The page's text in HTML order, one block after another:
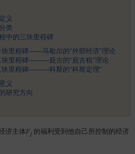
义
类
中的三块里程碑
块里程碑——马歇尔的“外部经济”理论
块里程碑———庇古的“庇古税”理论
块里程碑———科斯的“科斯定理”
义
研究方向
济主体Fj 的福利受到他自己所控制的经济